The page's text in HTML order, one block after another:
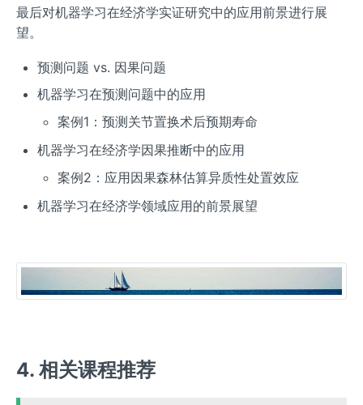
最后对机器学习在经济学实证研究中的应用前景进行展
望。
预测问题 vs. 因果问题
机器学习在预测问题中的应用
案例1：预测关节置换术后预期寿命
机器学习在经济学因果推断中的应用
案例2：应用因果森林估算异质性处置效应
机器学习在经济学领域应用的前景展望
4. 相关课程推荐